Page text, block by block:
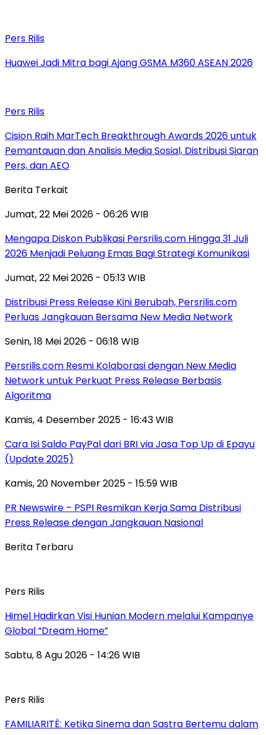
Pers Rilis
Huawei Jadi Mitra bagi Ajang GSMA M360 ASEAN 2026
Pers Rilis
Cision Raih MarTech Breakthrough Awards 2026 untuk
Pemantauan dan Analisis Media Sosial, Distribusi Siaran
Pers, dan AEO
Berita Terkait
Jumat, 22 Mei 2026 - 06:26 WIB
Mengapa Diskon Publikasi Persrilis.com Hingga 31 Juli
2026 Menjadi Peluang Emas Bagi Strategi Komunikasi
Jumat, 22 Mei 2026 - 05:13 WIB
Distribusi Press Release Kini Berubah, Persrilis.com
Perluas Jangkauan Bersama New Media Network
Senin, 18 Mei 2026 - 06:18 WIB
Persrilis.com Resmi Kolaborasi dengan New Media
Network untuk Perkuat Press Release Berbasis
Algoritma
Kamis, 4 Desember 2025 - 16:43 WIB
Cara Isi Saldo PayPal dari BRI via Jasa Top Up di Epayu
(Update 2025)
Kamis, 20 November 2025 - 15:59 WIB
PR Newswire – PSPI Resmikan Kerja Sama Distribusi
Press Release dengan Jangkauan Nasional
Berita Terbaru
Pers Rilis
Himel Hadirkan Visi Hunian Modern melalui Kampanye
Global “Dream Home”
Sabtu, 8 Agu 2026 - 14:26 WIB
Pers Rilis
FAMILIARITÉ: Ketika Sinema dan Sastra Bertemu dalam